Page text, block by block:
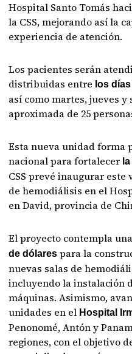
Hospital Santo Tomás
la CSS, mejorando así la
experiencia de atención.
Los pacientes serán
distribuidas entre los
así como martes, jueves y
aproximada de 25
Esta nueva unidad forma
nacional para fortalecer
CSS prevé inaugurar
de hemodiálisis en el
en David, provincia de
El proyecto contempla
de dólares para la
nuevas salas de
incluyendo la instalación
máquinas. Asimismo,
unidades en el Hospital
Penonomé, Antón y
regiones, con el objetivo